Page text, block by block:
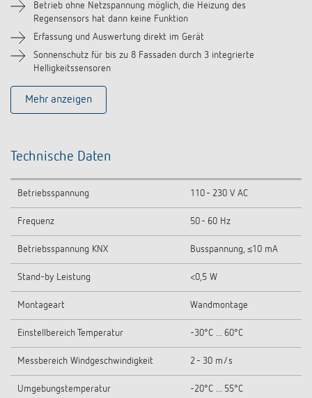
Betrieb ohne Netzspannung möglich, die Heizung des
Regensensors hat dann keine Funktion
Erfassung und Auswertung direkt im Gerät
Sonnenschutz für bis zu 8 Fassaden durch 3 integrierte
Helligkeitssensoren
Mehr anzeigen
Technische Daten
Betriebsspannung 110 - 230 V AC
Frequenz 50 - 60 Hz
Betriebsspannung KNX Busspannung, ≤10 mA
Stand-by Leistung <0,5 W
Montageart Wandmontage
Einstellbereich Temperatur -30°C ... 60°C
Messbereich Windgeschwindigkeit 2 - 30 m/s
Umgebungstemperatur -20°C ... 55°C